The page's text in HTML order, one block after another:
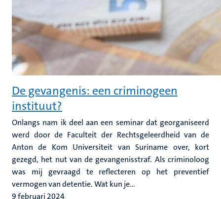
De gevangenis: een criminogeen
instituut?
Onlangs nam ik deel aan een seminar dat georganiseerd
werd door de Faculteit der Rechtsgeleerdheid van de
Anton de Kom Universiteit van Suriname over, kort
gezegd, het nut van de gevangenisstraf. Als criminoloog
was mij gevraagd te reflecteren op het preventief
vermogen van detentie. Wat kun je...
9 februari 2024